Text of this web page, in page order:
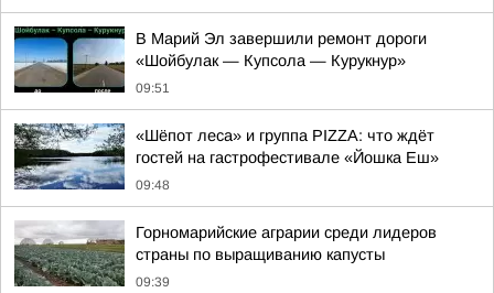
В Марий Эл завершили ремонт дороги
«Шойбулак — Купсола — Курукнур»
09:51
«Шёпот леса» и группа PIZZA: что ждёт
гостей на гастрофестивале «Йошка Еш»
09:48
Горномарийские аграрии среди лидеров
страны по выращиванию капусты
09:39